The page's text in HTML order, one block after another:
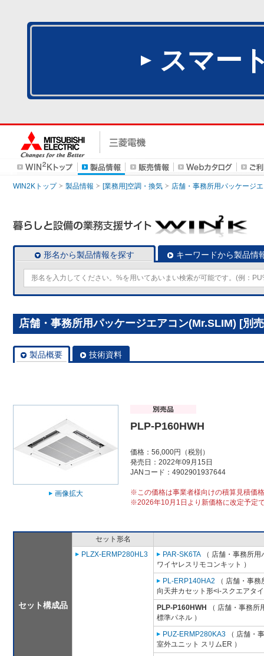
スマー
WIN2Kトップ 製品情報 [業務用]空調・換気 店舗・事務所用パッケージ
形名から製品情報を探す キーワードから製品情
店舗・事務所用パッケージエアコン(Mr.SLIM) [別
製品概要 技術資料
画像拡大
PLP-P160HWH
価格：56,000円（税別）
発売日：2022年09月15日
JANコード：4902901937644
※この価格は事業者様向けの積算見積価
※2026年10月1日より新価格に改定予定
セット構成品
セット形名
PLZX-ERMP280HL3
PAR-SK6TA （ 店舗・事務所
ワイヤレスリモコンキット ）
PL-ERP140HA2 （ 店舗・事
向天井カセット形<i-スクエアタ
PLP-P160HWH
（ 店舗・事務所
標準パネル ）
PUZ-ERMP280KA3 （ 店舗・
室外ユニット スリムER ）